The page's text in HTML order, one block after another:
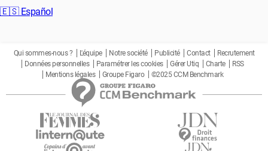
🇪🇸 Español
Qui sommes-nous ? L'équipe Notre société Publicité Contact
Recrutement
Données personnelles
Paramétrer les cookies Gérer Utiq Charte
RSS
Mentions légales
Groupe Figaro ©2025 CCM Benchmark